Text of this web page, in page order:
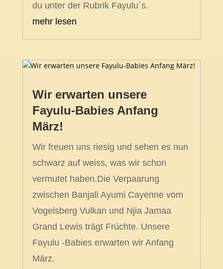
du unter der Rubrik Fayulu´s.
mehr lesen
Wir erwarten unsere
Fayulu-Babies Anfang
März!
Wir freuen uns riesig und sehen es nun
schwarz auf weiss, was wir schon
vermutet haben.Die Verpaarung
zwischen Banjali Ayumi Cayenne vom
Vogelsberg Vulkan und Njia Jamaa
Grand Lewis trägt Früchte. Unsere
Fayulu -Babies erwarten wir Anfang
März.